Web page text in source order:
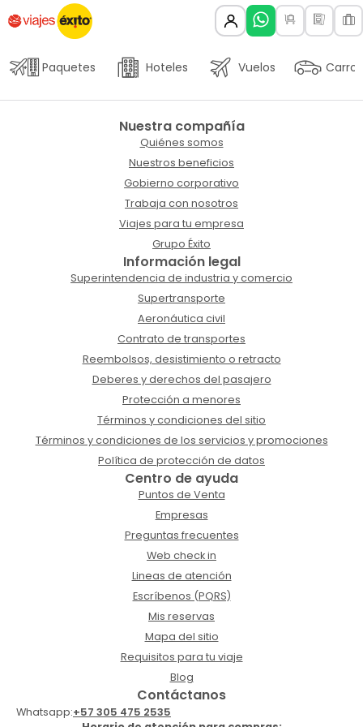
Paquetes Hoteles Vuelos Carros
Nuestra compañía
Quiénes somos
Nuestros beneficios
Gobierno corporativo
Trabaja con nosotros
Viajes para tu empresa
Grupo Éxito
Información legal
Superintendencia de industria y comercio
Supertransporte
Aeronáutica civil
Contrato de transportes
Reembolsos, desistimiento o retracto
Deberes y derechos del pasajero
Protección a menores
Términos y condiciones del sitio
Términos y condiciones de los servicios y promociones
Política de protección de datos
Centro de ayuda
Puntos de Venta
Empresas
Preguntas frecuentes
Web check in
Lineas de atención
Escríbenos (PQRS)
Mis reservas
Mapa del sitio
Requisitos para tu viaje
Blog
Contáctanos
Whatsapp:+57 305 475 2535